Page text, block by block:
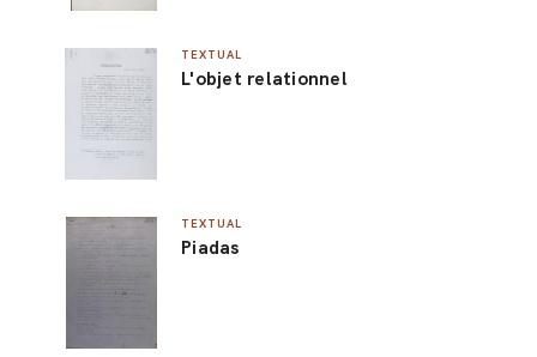
TEXTUAL
L'objet relationnel
TEXTUAL
Piadas